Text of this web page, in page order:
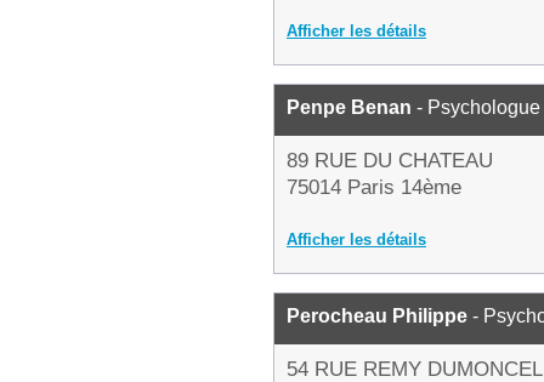
Afficher les détails
Penpe Benan - Psychologue
89 RUE DU CHATEAU
75014 Paris 14ème
Afficher les détails
Perocheau Philippe -
54 RUE REMY DUMONCEL